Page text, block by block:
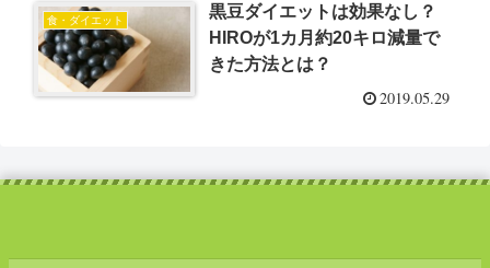
食・ダイエット
黒豆ダイエットは効果なし？
HIROが1カ月約20キロ減量で
きた方法とは？
2019.05.29